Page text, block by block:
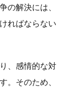
の解決には、
ればならない
、感情的な対
。そのため、